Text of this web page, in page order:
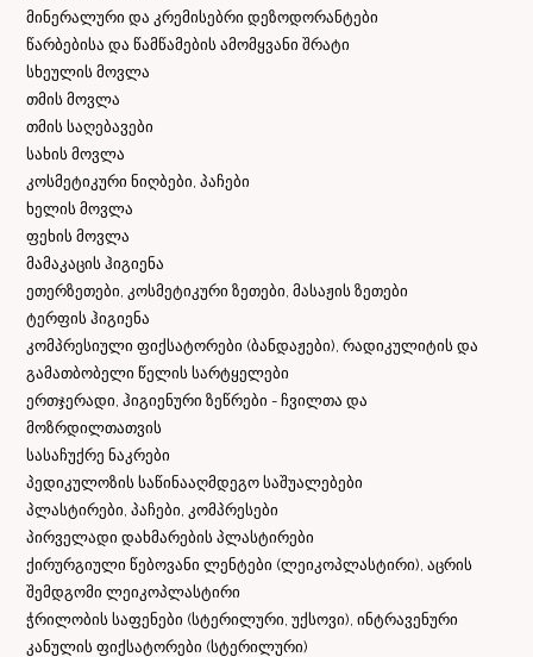
მინერალური და კრემისებრი დეზოდორანტები
წარბებისა და წამწამების ამომყვანი შრატი
სხეულის მოვლა
თმის მოვლა
თმის საღებავები
სახის მოვლა
კოსმეტიკური ნიღბები, პაჩები
ხელის მოვლა
ფეხის მოვლა
მამაკაცის ჰიგიენა
ეთერზეთები, კოსმეტიკური ზეთები, მასაჟის ზეთები
ტერფის ჰიგიენა
კომპრესიული ფიქსატორები (ბანდაჟები), რადიკულიტის და
გამათბობელი წელის სარტყელები
ერთჯერადი, ჰიგიენური ზეწრები - ჩვილთა და
მოზრდილთათვის
სასაჩუქრე ნაკრები
პედიკულოზის საწინააღმდეგო საშუალებები
პლასტირები, პაჩები, კომპრესები
პირველადი დახმარების პლასტირები
ქირურგიული წებოვანი ლენტები (ლეიკოპლასტირი), აცრის
შემდგომი ლეიკოპლასტირი
ჭრილობის საფენები (სტერილური, უქსოვი), ინტრავენური
კანულის ფიქსატორები (სტერილური)